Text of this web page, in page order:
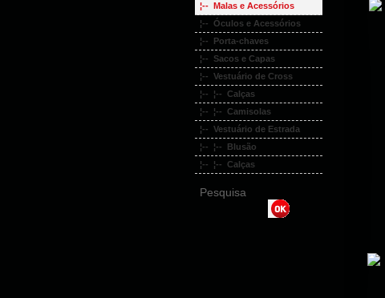
¦-- Malas e Acessórios
¦-- Óculos e Acessórios
¦-- Porta-chaves
¦-- Sacos e Capas
¦-- Vestuário de Cross
¦-- ¦-- Calças
¦-- ¦-- Camisolas
¦-- Vestuário de Estrada
¦-- ¦-- Blusão
¦-- ¦-- Calças
Pesquisa